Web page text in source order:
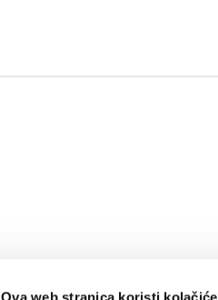
Ova web stranica koristi kolačiće